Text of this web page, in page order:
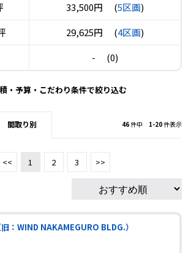
33,500円 (5区画)
29,625円 (4区画)
- (0)
・予算・こだわり条件で絞り込む
間取り別 46件中 1-20件表示
<< 1 2 3 >>
：WIND NAKAMEGURO BLDG.）